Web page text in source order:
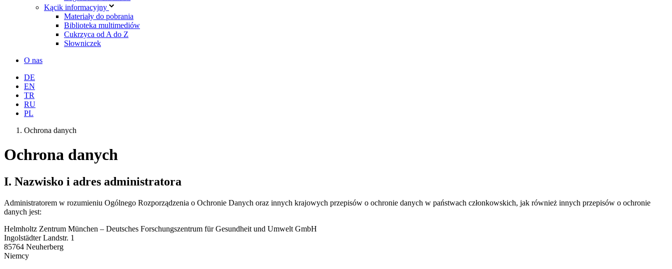
Kącik informacyjny
Materiały do pobrania
Biblioteka multimediów
Cukrzyca od A do Z
Słowniczek
O nas
DE
EN
TR
RU
PL
Ochrona danych
Ochrona danych
I. Nazwisko i adres administratora
Administratorem w rozumieniu Ogólnego Rozporządzenia o Ochronie Danych oraz innych krajowych przepisów o ochronie danych w państwach członkowskich, jak również innych przepisów o ochronie
danych jest:
Helmholtz Zentrum München – Deutsches Forschungszentrum für Gesundheit und Umwelt GmbH
Ingolstädter Landstr. 1
85764 Neuherberg
Niemcy